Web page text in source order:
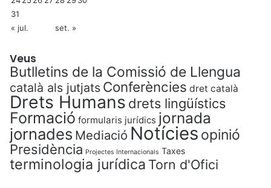
31
« jul.
set. »
Veus
Butlletins de la Comissió de Llengua
català als jutjats Conferències dret català
Drets Humans drets lingüístics
Formació formularis jurídics jornada
jornades Mediació Notícies opinió
Presidència Projectes Internacionals Taxes
terminologia jurídica Torn d'Ofici